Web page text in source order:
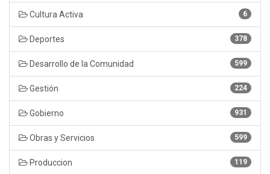
6
Cultura Activa
378
Deportes
599
Desarrollo de la Comunidad
224
Gestión
931
Gobierno
599
Obras y Servicios
119
Produccion